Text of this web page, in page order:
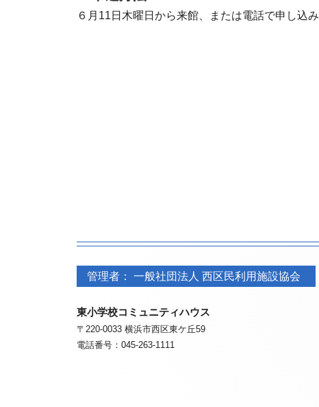
６月11日木曜日から来館、または電話で申し込み
ッ
ー・
コ
ッ
タ
ー・
コ
管理者： 一般社団法人 西区民利用施設協会
東小学校コミュニティハウス
〒220-0033 横浜市西区東ケ丘59
電話番号：045-263-1111